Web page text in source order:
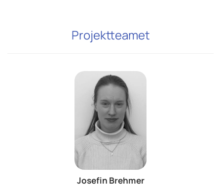
Projektteamet
Josefin Brehmer